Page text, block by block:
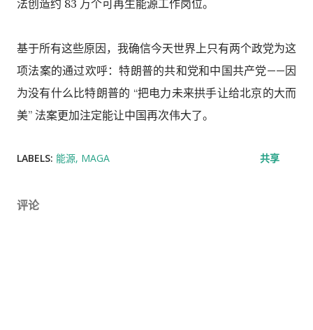
法创造约 83 万个可再生能源工作岗位。
基于所有这些原因，我确信今天世界上只有两个政党为这
项法案的通过欢呼：特朗普的共和党和中国共产党——因
为没有什么比特朗普的 “把电力未来拱手让给北京的大而
美” 法案更加注定能让中国再次伟大了。
LABELS: 能源 MAGA 共享
评论